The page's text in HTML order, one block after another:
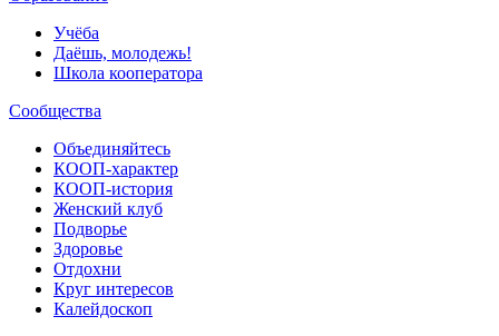
Учёба
Даёшь, молодежь!
Школа кооператора
Сообщества
Объединяйтесь
КООП-характер
КООП-история
Женский клуб
Подворье
Здоровье
Отдохни
Круг интересов
Калейдоскоп